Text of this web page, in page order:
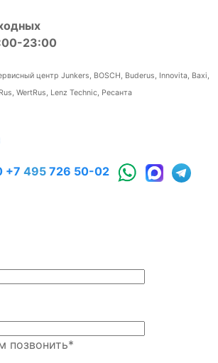
23:00
центр Junkers, BOSCH, Buderus, Innovita, Baxi,
WertRus, Lenz Technic, Ресанта
+7 495 726 50-02
позвонить*